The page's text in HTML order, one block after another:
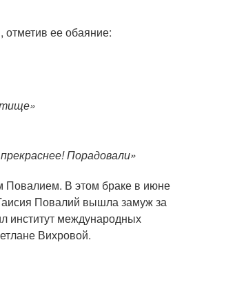
отметив ее обаяние:
Порадовали»
Повалием. В этом браке в июне
Повалий вышла замуж за
институт международных
Вихровой.